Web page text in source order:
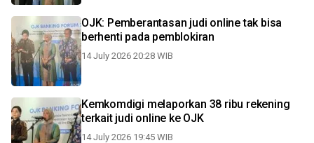
OJK: Pemberantasan judi online tak bisa
berhenti pada pemblokiran
14 July 2026 20:28 WIB
Kemkomdigi melaporkan 38 ribu rekening
terkait judi online ke OJK
14 July 2026 19:45 WIB